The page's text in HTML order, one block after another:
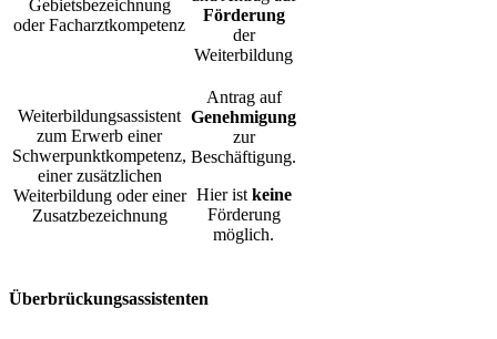
Gebietsbezeichnung
oder Facharztkompetenz
Förderung
der
Weiterbildung
Weiterbildungsassistent
zum Erwerb einer
Schwerpunktkompetenz,
einer zusätzlichen
Weiterbildung oder einer
Zusatzbezeichnung
Antrag auf
Genehmigung
zur
Beschäftigung.
Hier ist keine
Förderung
möglich.
Überbrückungsassistenten